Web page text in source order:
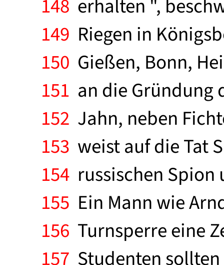
148 erhalten ",
149 Riegen in
150 Gießen, Bonn,
151 an die Gründung
152 Jahn, neben
153 weist auf die Tat
154 russischen
155 Ein Mann wie
156 Turnsperre eine
157 Studenten